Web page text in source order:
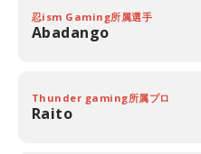
忍ism Gaming所属選手
Abadango
Thunder gaming所属プロ
Raito